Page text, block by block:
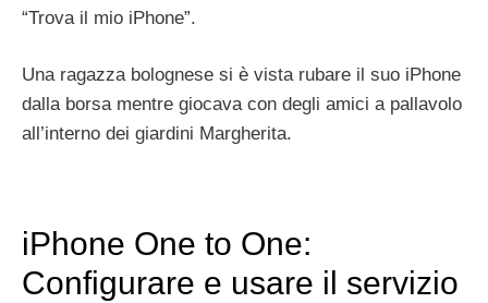
“Trova il mio iPhone”.
Una ragazza bolognese si è vista rubare il suo iPhone
dalla borsa mentre giocava con degli amici a pallavolo
all’interno dei giardini Margherita.
iPhone One to One:
Configurare e usare il servizio